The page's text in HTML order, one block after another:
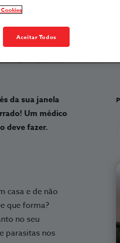
da sua janela
Um médico
deve fazer.
casa e de não
que forma?
no seu
parasitas nos
Aceitar Todos